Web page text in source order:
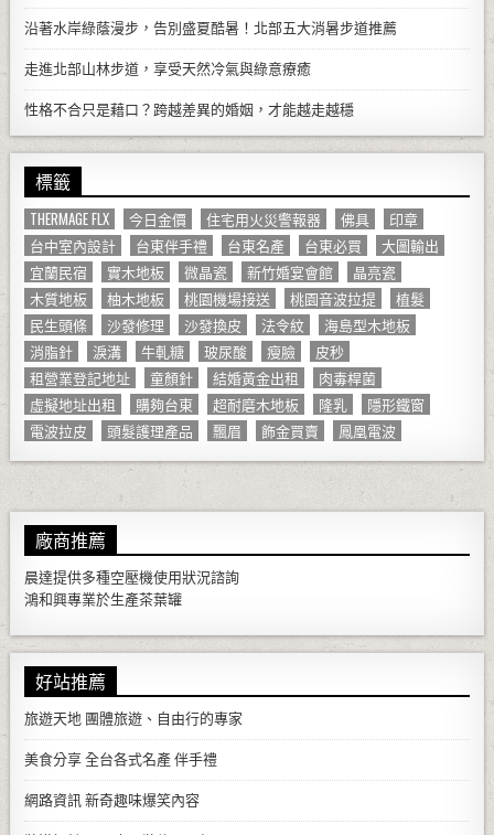
沿著水岸綠蔭漫步，告別盛夏酷暑！北部五大消暑步道推薦
走進北部山林步道，享受天然冷氣與綠意療癒
性格不合只是藉口？跨越差異的婚姻，才能越走越穩
標籤
THERMAGE FLX 今日金價 住宅用火災警報器 佛具
印章
台中室內設計
台東伴手禮 台東名產 台東必買
大圖輸出
宜蘭民宿
實木地板 微晶瓷 新竹婚宴會館
晶亮瓷
木質地板
柚木地板 桃園機場接送 桃園音波拉提
植髮
民生頭條
沙發修理 沙發換皮 法令紋
海島型木地板
消脂針
淚溝 牛軋糖 玻尿酸 瘦臉
皮秒
租營業登記地址
童顏針 結婚黃金出租
肉毒桿菌
虛擬地址出租
購夠台東 超耐磨木地板 隆乳
隱形鐵窗
電波拉皮
頭髮護理產品 飄眉 飾金買賣 鳳凰電波
廠商推薦
晨達提供多種空壓機使用狀況諮詢
鴻和興專業於生產茶葉罐
好站推薦
旅遊天地 團體旅遊、自由行的專家
美食分享 全台各式名產 伴手禮
網路資訊 新奇趣味爆笑內容